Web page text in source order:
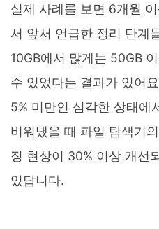
실제 사례를 보면 6개월
서 앞서 언급한 정리 단계
10GB에서 많게는 50GB
수 있었다는 결과가 있어
5% 미만인 심각한 상태에
비워냈을 때 파일 탐색기
징 현상이 30% 이상 개선
있답니다.